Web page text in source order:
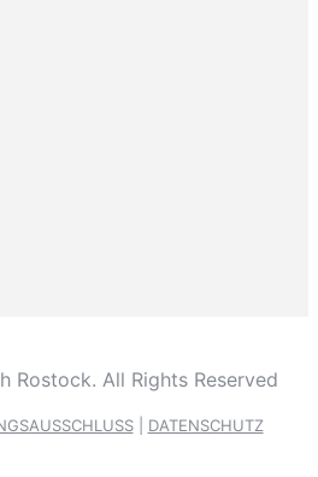
Rostock. All Rights Reserved
| DATENSCHUTZ